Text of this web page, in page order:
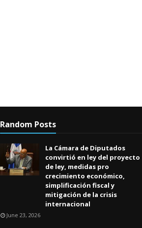
Random Posts
La Cámara de Diputados
convirtió en ley del proyecto
de ley, medidas pro
crecimiento económico,
simplificación fiscal y
mitigación de la crisis
internacional
June 23, 2026